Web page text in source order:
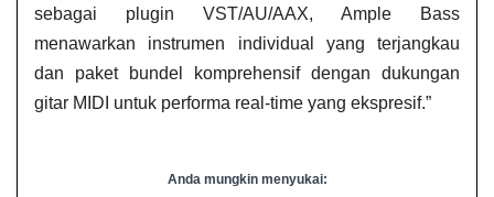
sebagai plugin VST/AU/AAX, Ample Bass
menawarkan instrumen individual yang terjangkau
dan paket bundel komprehensif dengan dukungan
gitar MIDI untuk performa real-time yang ekspresif.”
Anda mungkin menyukai: